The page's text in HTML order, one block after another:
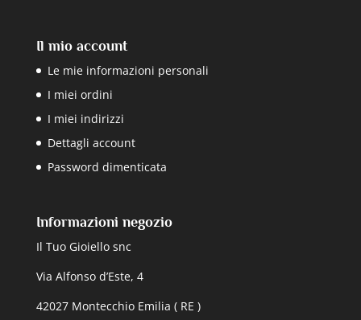
Il mio account
Le mie informazioni personali
I miei ordini
I miei indirizzi
Dettagli account
Password dimenticata
Informazioni negozio
Il Tuo Gioiello snc
Via Alfonso d’Este, 4
42027 Montecchio Emilia ( RE )